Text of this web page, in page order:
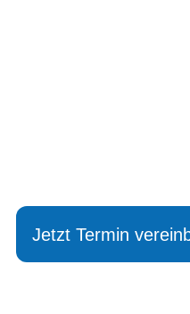
Jetzt Termin